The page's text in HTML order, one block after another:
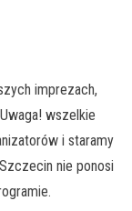
imprezach,
wszelkie
i staramy
nie ponosi